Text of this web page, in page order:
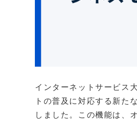
インターネットサービス
トの普及に対応する新
しました。この機能は、